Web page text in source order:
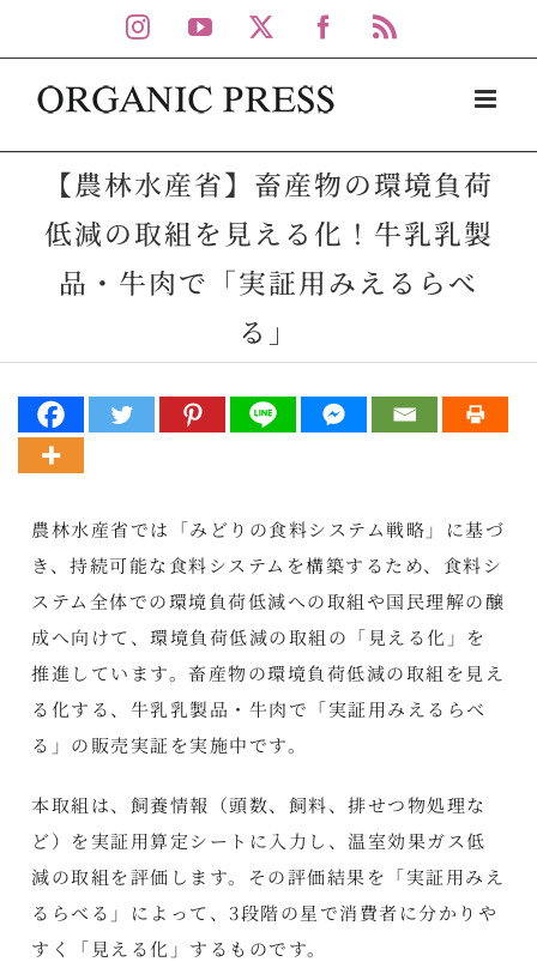
to
content
Instagram
YouTube Facebook
【農林水産省】畜産物の環境負荷
低減の取組を見える化！牛乳乳製
品・牛肉で「実証用みえるらべ
る」
農林水産省では「みどりの食料システム戦略」に基づ
き、持続可能な食料システムを構築するため、食料シ
ステム全体での環境負荷低減への取組や国民理解の醸
成へ向けて、環境負荷低減の取組の「見える化」を
推進しています。畜産物の環境負荷低減の取組を見え
る化する、牛乳乳製品・牛肉で「実証用みえるらべ
る」の販売実証を実施中です。
本取組は、飼養情報（頭数、飼料、排せつ物処理な
ど）を実証用算定シートに入力し、温室効果ガス低
減の取組を評価します。その評価結果を「実証用みえ
るらべる」によって、3段階の星で消費者に分かりや
すく「見える化」するものです。